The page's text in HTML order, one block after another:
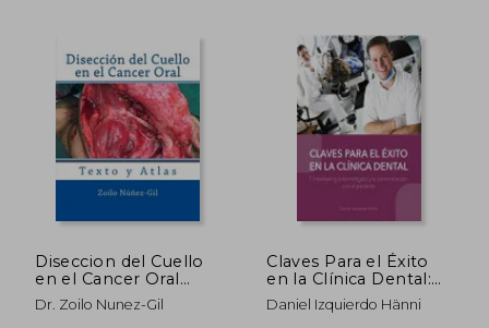
40%
dcto.
S/ 122,88
S/ 73,73
50%
dcto. S/
Diseccion del Cuello
en el Cancer Oral
(Spanish Edition)
Dr. Zoilo Nunez-Gil
Claves Para el Éxito
en la Clínica Dental:
El Marketing
Odontológico y la
Daniel Izquierdo Hänni